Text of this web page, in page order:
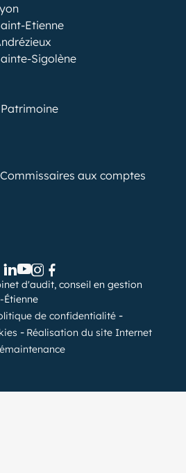
Etienne
Sigolène
aux comptes
d'audit, conseil en gestion
Étienne
de confidentialité
Réalisation du site Internet